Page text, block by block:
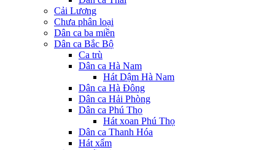
Cải Lương
Chưa phân loại
Dân ca ba miền
Dân ca Bắc Bộ
Ca trù
Dân ca Hà Nam
Hát Dậm Hà Nam
Dân ca Hà Đông
Dân ca Hải Phòng
Dân ca Phú Thọ
Hát xoan Phú Thọ
Dân ca Thanh Hóa
Hát xẩm